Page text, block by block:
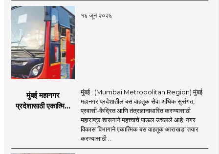
नितेश राणे
१६ जून २०२६
मुंबई महानगर
प्रदेशासाठी एकात्मिक
मुंबई : (Mumbai Metropolitan Region) मुंबई
महानगर प्रदेशातील बस वाहतूक सेवा अधिक सुसंगत,
प्रवासी-केंद्रित आणि तंत्रज्ञानाधारित करण्यासाठी
महाराष्ट्र शासनाने महत्त्वाचे पाऊल उचलले आहे. नगर
विकास विभागाने एकात्मिक बस वाहतूक आराखडा तयार
करण्यासाठी ..